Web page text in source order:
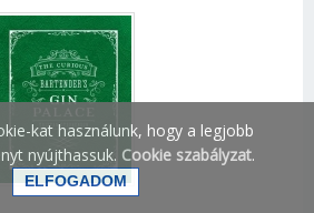
kat használunk, hogy a legjobb
nyújthassuk. Cookie szabályzat.